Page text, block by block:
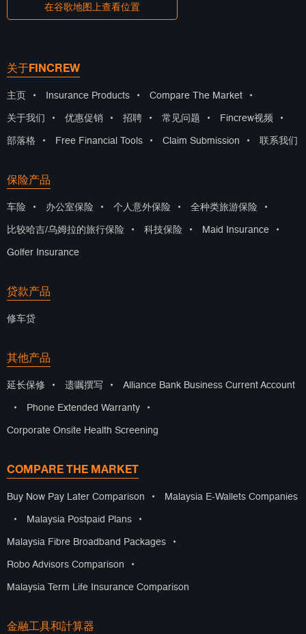
在谷歌地图上查看位置
关于FINCREW
主页 • Insurance Products • Compare The Market •
关于我们 • 优惠促销 • 招聘 • 常见问题 • Fincrew视频 •
部落格 • Free Financial Tools • Claim Submission • 联系我们
保险产品
车险 • 办公室保险 • 个人意外保险 • 全种类旅游保险 •
比较哈吉/乌姆拉的旅行保险 • 科技保险 • Maid Insurance •
Golfer Insurance
贷款产品
修车贷
其他产品
延长保修 • 遗嘱撰写 • Alliance Bank Business Current Account
• Phone Extended Warranty •
Corporate Onsite Health Screening
COMPARE THE MARKET
Buy Now Pay Later Comparison • Malaysia E-Wallets Companies
• Malaysia Postpaid Plans •
Malaysia Fibre Broadband Packages •
Robo Advisors Comparison •
Malaysia Term Life Insurance Comparison
金融工具和計算器